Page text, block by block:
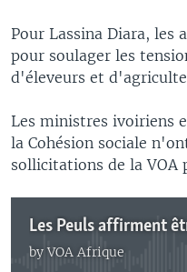
Pour Lassina Diara, les
pour soulager les
d'éleveurs et
Les ministres ivoiriens
la Cohésion sociale
sollicitations de la VOA
byVOA Afrique
No media